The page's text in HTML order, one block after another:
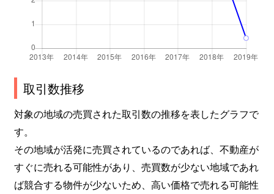
取引数推移
対象の地域の売買された取引数の推移を表したグラフで
す。
その地域が活発に売買されているのであれば、不動産が
すぐに売れる可能性があり、売買数が少ない地域であれ
ば競合する物件が少ないため、高い価格で売れる可能性